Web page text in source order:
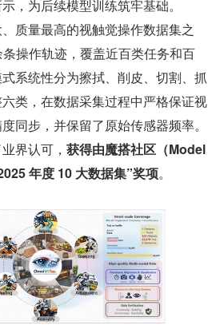
，为后续模型训练筑牢基础。
质量最高的视触觉操作数据集之
操作轨迹，覆盖近百类任务和百
系统性分为擦拭、削皮、切割、抓
类，在数据采集过程中严格保证视
同步，并保留了原始传感器频率。
界认可， 获得由魔搭社区（Model
年度 10 大数据集”奖项。